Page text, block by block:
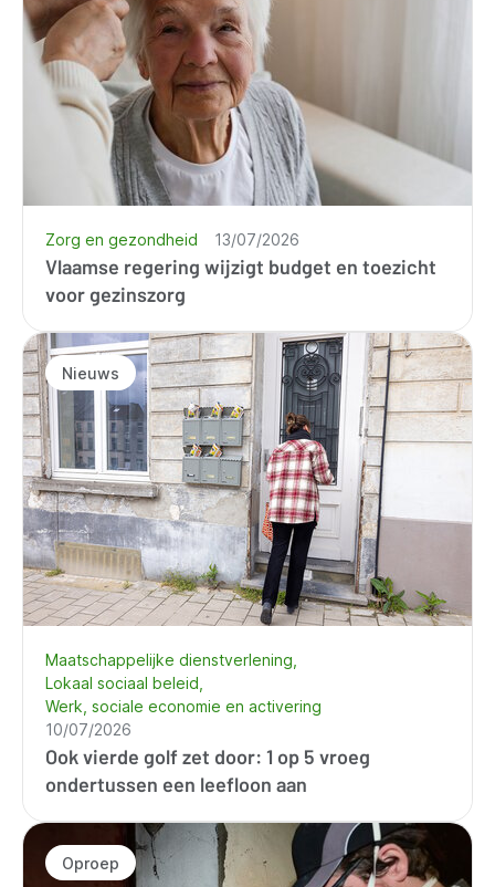
Vlaamse regering wijzigt budget en toezicht
voor gezinszorg
Zorg en gezondheid 13/07/2026
Nieuws
Ook vierde golf zet door: 1 op 5 vroeg
ondertussen een leefloon aan
Maatschappelijke dienstverlening
Lokaal sociaal beleid
Werk, sociale economie en activering
10/07/2026
Oproep